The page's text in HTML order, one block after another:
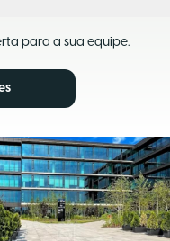
para a sua equipe.